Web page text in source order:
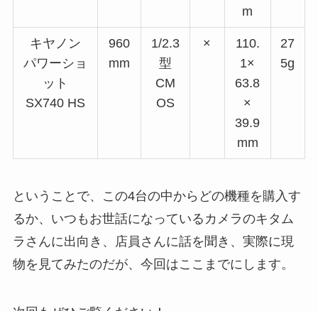
m
キヤノン
パワーショ
ット
SX740 HS
960
mm
1/2.3
型
CM
OS
×
110.
1×
63.8
×
39.9
mm
27
5g
ということで、この4台の中からどの機種を購入す
るか、いつもお世話になっているカメラのキタム
ラさんに出向き、店員さんに話を聞き、実際に現
物を見てみたのだが、今回はここまでにします。